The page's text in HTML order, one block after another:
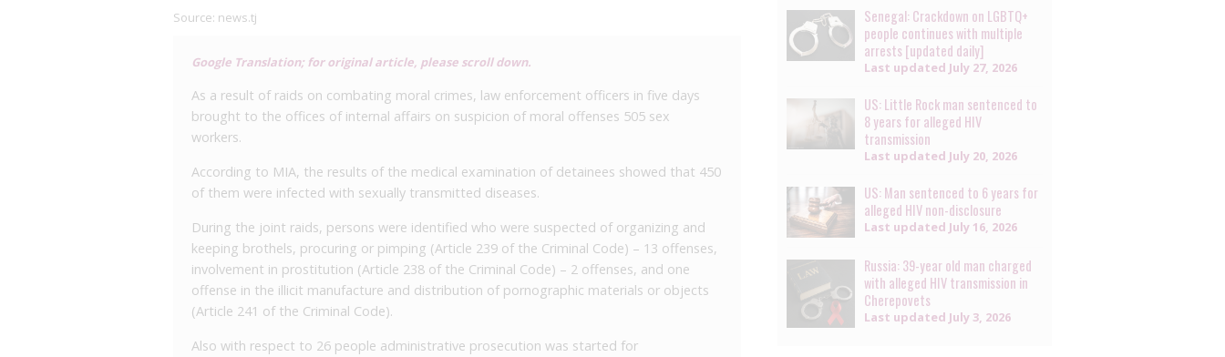
Source: news.tj
Google Translation; for original article, please scroll down.
As a result of raids on combating moral crimes, law enforcement officers in five days
brought to the offices of internal affairs on suspicion of moral offenses 505 sex
workers.
According to MIA, the results of the medical examination of detainees showed that 450
of them were infected with sexually transmitted diseases.
During the joint raids, persons were identified who were suspected of organizing and
keeping brothels, procuring or pimping (Article 239 of the Criminal Code) – 13 offenses,
involvement in prostitution (Article 238 of the Criminal Code) – 2 offenses, and one
offense in the illicit manufacture and distribution of pornographic materials or objects
(Article 241 of the Criminal Code).
Also with respect to 26 people administrative prosecution was started for
Senegal: Crackdown on LGBTQ+
people continues with multiple
arrests [updated daily]
Last updated July 27, 2026
US: Little Rock man sentenced to
8 years for alleged HIV
transmission
Last updated July 20, 2026
US: Man sentenced to 6 years for
alleged HIV non-disclosure
Last updated July 16, 2026
Russia: 39-year old man charged
with alleged HIV transmission in
Cherepovets
Last updated July 3, 2026